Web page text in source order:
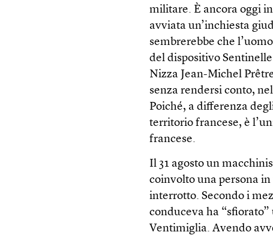
militare. È ancora oggi
avviata un’inchiesta
sembrerebbe che
del dispositivo
Nizza Jean-Michel
senza rendersi conto,
Poiché, a differenza
territorio francese, è
francese.
Il 31 agosto un
coinvolto una persona
interrotto. Secondo i
conduceva ha
Ventimiglia. Avendo